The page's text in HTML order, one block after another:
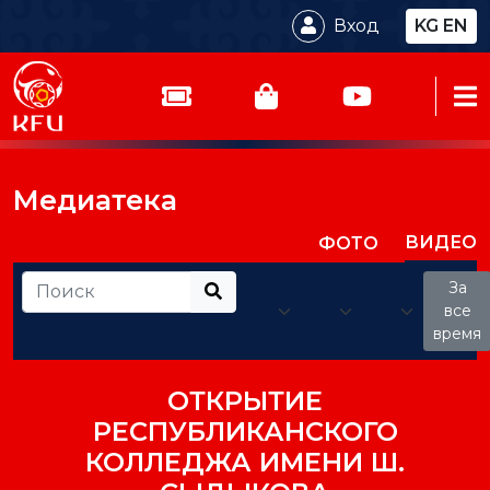
Вход KG EN
Медиатека
ФОТО ВИДЕО
За
все
время
ОТКРЫТИЕ
РЕСПУБЛИКАНСКОГО
КОЛЛЕДЖА ИМЕНИ Ш.